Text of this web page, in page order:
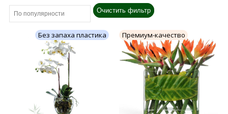
Очистить фильтр
Без запаха пластика Премиум-качество